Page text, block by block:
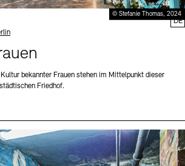
© Stefanie Thomas, 2024
bekannter Frauen stehen im Mittelpunkt dieser
Friedhof.
DE